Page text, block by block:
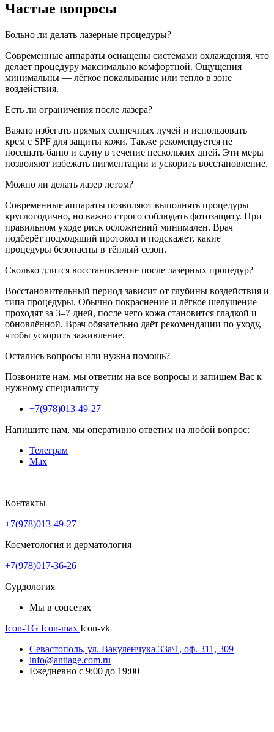
Частые вопросы
Больно ли делать лазерные процедуры?
Современные аппараты оснащены системами охлаждения, что
делает процедуру максимально комфортной. Ощущения
минимальны — лёгкое покалывание или тепло в зоне
воздействия.
Есть ли ограничения после лазера?
Важно избегать прямых солнечных лучей и использовать
крем с SPF для защиты кожи. Также рекомендуется не
посещать баню и сауну в течение нескольких дней. Эти меры
позволяют избежать пигментации и ускорить восстановление.
Можно ли делать лазер летом?
Современные аппараты позволяют выполнять процедуры
круглогодично, но важно строго соблюдать фотозащиту. При
правильном уходе риск осложнений минимален. Врач
подберёт подходящий протокол и подскажет, какие
процедуры безопасны в тёплый сезон.
Сколько длится восстановление после лазерных процедур?
Восстановительный период зависит от глубины воздействия и
типа процедуры. Обычно покраснение и лёгкое шелушение
проходят за 3–7 дней, после чего кожа становится гладкой и
обновлённой. Врач обязательно даёт рекомендации по уходу,
чтобы ускорить заживление.
Остались вопросы или нужна помощь?
Позвоните нам, мы ответим на все вопросы и запишем Вас к
нужному специалисту
+7(978)013-49-27
Напишите нам, мы оперативно ответим на любой вопрос:
Телеграм
Max
Контакты
+7(978)013-49-27
Косметология и дерматология
+7(978)017-36-26
Сурдология
Мы в соцсетях
Icon-TG Icon-max Icon-vk
Севастополь, ул. Вакуленчука 33а\1, оф. 311, 309
info@antiage.com.ru
Ежедневно с 9:00 до 19:00